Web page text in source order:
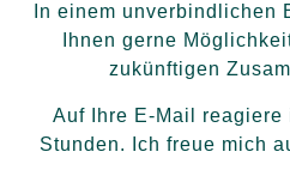
In einem unverbindlichen
Ihnen gerne
zukünftigen
Auf Ihre E-Mail
Stunden. Ich freue mich